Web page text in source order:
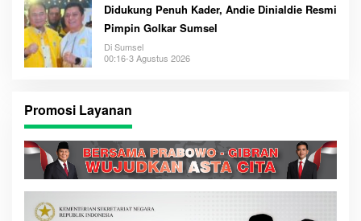
Didukung Penuh Kader, Andie Dinialdie Resmi
Pimpin Golkar Sumsel
Di Sumsel
00:16-3 Agustus 2026
Promosi Layanan